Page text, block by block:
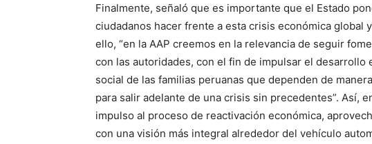
Finalmente, señaló que es importante que el Estado
ciudadanos hacer frente a esta crisis económica global
ello, “en la AAP creemos en la relevancia de seguir
con las autoridades, con el fin de impulsar el
social de las familias peruanas que dependen de
para salir adelante de una crisis sin precedentes”. Así,
impulso al proceso de reactivación económica,
con una visión más integral alrededor del vehículo